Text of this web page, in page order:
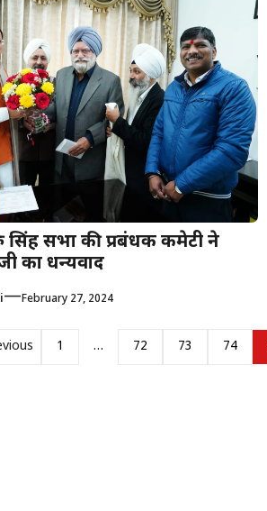
सिंह सभा की प्रबंधक कमेटी ने
का धन्यवाद
—February 27, 2024
1 … 72 73 74